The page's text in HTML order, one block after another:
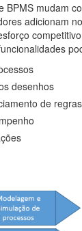
BPMS mudam
adicionam
desenhos
de regras